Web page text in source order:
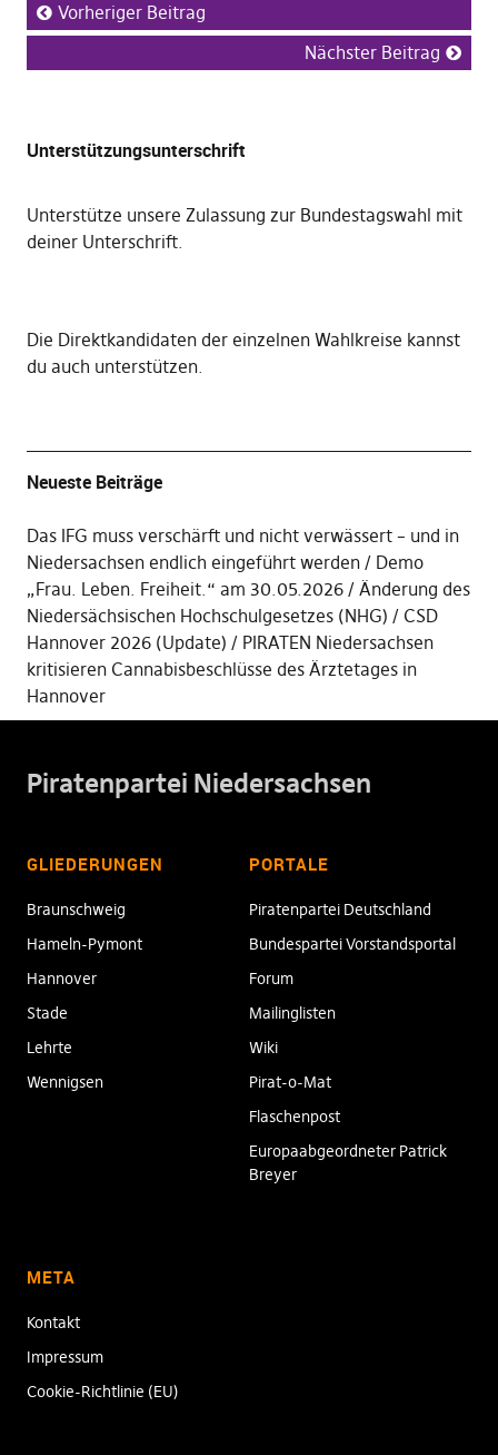
Vorheriger Beitrag
Nächster Beitrag
Unterstützungsunterschrift
Unterstütze unsere Zulassung zur Bundestagswahl mit
deiner Unterschrift.
Die Direktkandidaten der einzelnen Wahlkreise kannst
du auch unterstützen.
Neueste Beiträge
Das IFG muss verschärft und nicht verwässert – und in
Niedersachsen endlich eingeführt werden
Demo
„Frau. Leben. Freiheit.“ am 30.05.2026
Änderung des
Niedersächsischen Hochschulgesetzes (NHG)
CSD
Hannover 2026 (Update)
PIRATEN Niedersachsen
kritisieren Cannabisbeschlüsse des Ärztetages in
Hannover
Piratenpartei Niedersachsen
GLIEDERUNGEN
Braunschweig
Hameln-Pymont
Hannover
Stade
Lehrte
Wennigsen
PORTALE
Piratenpartei Deutschland
Bundespartei Vorstandsportal
Forum
Mailinglisten
Wiki
Pirat-o-Mat
Flaschenpost
Europaabgeordneter Patrick
Breyer
META
Kontakt
Impressum
Cookie-Richtlinie (EU)